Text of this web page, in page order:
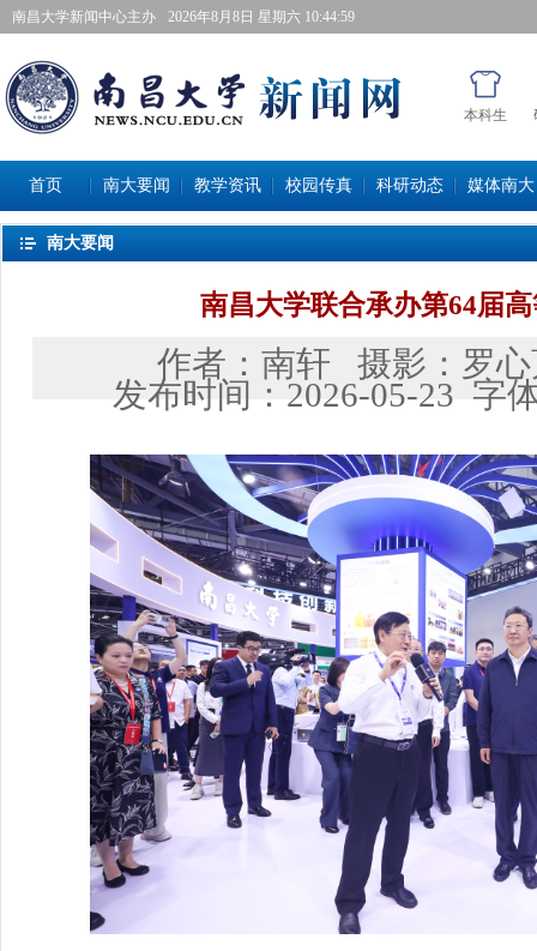
南昌大学新闻中心主办 2026年8月8日星期六 10:45:00
本科生
首页 南大要闻 教学资讯 校园传真 科研动态 媒体南大
南大要闻
南昌大学联合承办第64届
作者：南轩 摄影： 罗
发布时间： 2026-05-23 字